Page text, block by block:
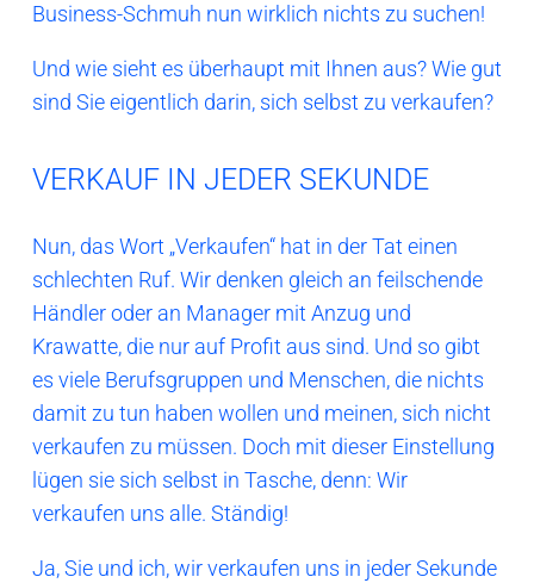
Business-Schmuh nun wirklich nichts zu suchen!
Und wie sieht es überhaupt mit Ihnen aus? Wie gut
sind Sie eigentlich darin, sich selbst zu verkaufen?
VERKAUF IN JEDER SEKUNDE
Nun, das Wort „Verkaufen“ hat in der Tat einen
schlechten Ruf. Wir denken gleich an feilschende
Händler oder an Manager mit Anzug und
Krawatte, die nur auf Profit aus sind. Und so gibt
es viele Berufsgruppen und Menschen, die nichts
damit zu tun haben wollen und meinen, sich nicht
verkaufen zu müssen. Doch mit dieser Einstellung
lügen sie sich selbst in Tasche, denn: Wir
verkaufen uns alle. Ständig!
Ja, Sie und ich, wir verkaufen uns in jeder Sekunde